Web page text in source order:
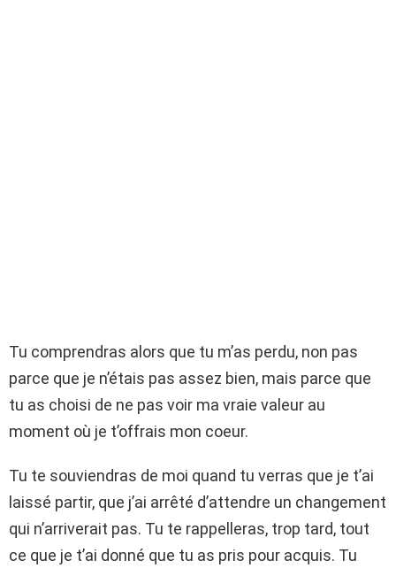
Tu comprendras alors que tu m’as perdu, non pas
parce que je n’étais pas assez bien, mais parce que
tu as choisi de ne pas voir ma vraie valeur au
moment où je t’offrais mon coeur.
Tu te souviendras de moi quand tu verras que je t’ai
laissé partir, que j’ai arrêté d’attendre un changement
qui n’arriverait pas. Tu te rappelleras, trop tard, tout
ce que je t’ai donné que tu as pris pour acquis. Tu